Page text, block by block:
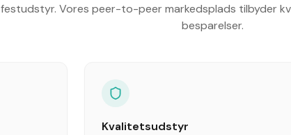
festudstyr. Vores peer-to-peer markedsplads tilbyder
besparelser.
Kvalitetsudstyr